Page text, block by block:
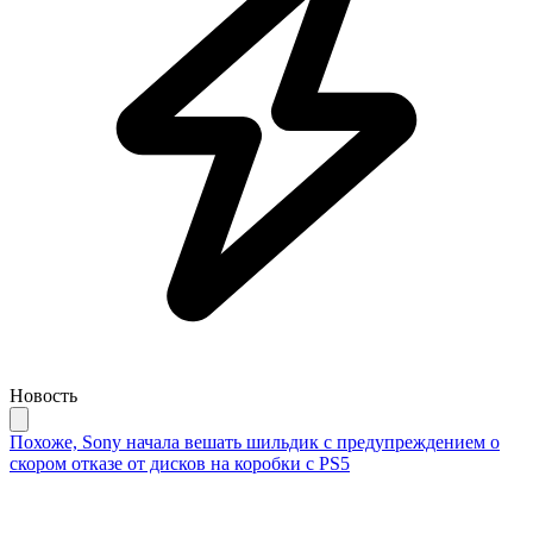
Новость
Похоже, Sony начала вешать шильдик с предупреждением о
скором отказе от дисков на коробки с PS5